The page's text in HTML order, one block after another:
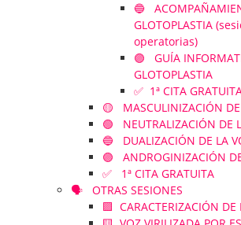
🔵
GLOTOPLASTIA
operatorias)
🟣 GUÍA
GLOTOPLASTIA
✅ 1ª CITA
🟡 MASCULINIZACIÓN
🟢 NEUTRALIZACIÓN DE
🔵 DUALIZACIÓN DE LA
🟣 ANDROGINIZACIÓN
✅ 1ª CITA GRATUITA
🗣️ OTRAS SESIONES
🟪 CARACTERIZACIÓN DE